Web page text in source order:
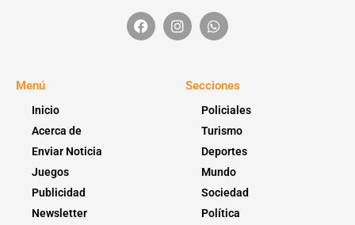
Menú
Inicio
Acerca de
Enviar Noticia
Juegos
Publicidad
Newsletter
Secciones
Policiales
Turismo
Deportes
Mundo
Sociedad
Política